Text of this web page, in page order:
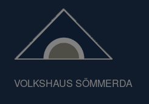
VOLKSHAUS SÖMMERDA